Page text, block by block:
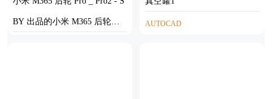
BY 出品的小米 M365 后轮轮 AUTOCAD